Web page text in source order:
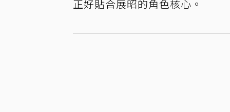
正好貼合展昭的角色核心。